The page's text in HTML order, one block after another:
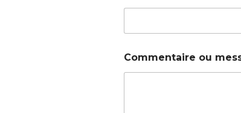
Commentaire ou